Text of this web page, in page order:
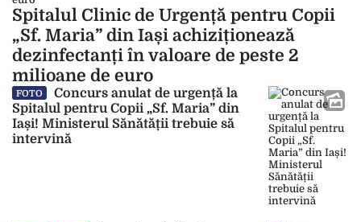
Spitalul Clinic de Urgență pentru Copii
„Sf. Maria” din Iași achiziționează
dezinfectanți în valoare de peste 2
milioane de euro
FOTO
Concurs anulat de urgență la
Spitalul pentru Copii „Sf. Maria” din
Iași! Ministerul Sănătății trebuie să
intervină